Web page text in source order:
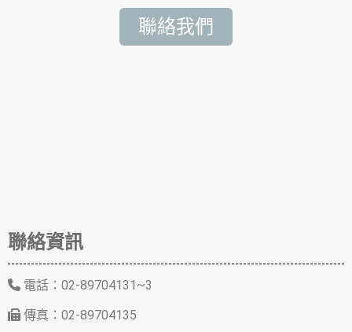
聯絡我們
聯絡資訊
電話：02-89704131~3
傳真：02-89704135